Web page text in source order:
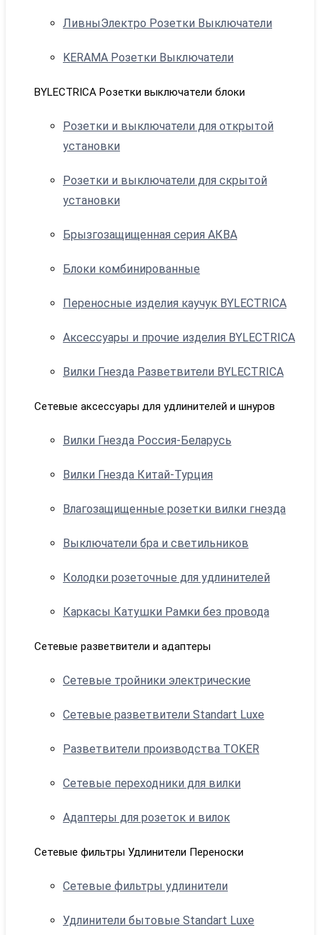
ЛивныЭлектро Розетки Выключатели
KERAMA Розетки Выключатели
BYLECTRICA Розетки выключатели блоки
Розетки и выключатели для открытой
установки
Розетки и выключатели для скрытой
установки
Брызгозащищенная серия АКВА
Блоки комбинированные
Переносные изделия каучук BYLECTRICA
Аксессуары и прочие изделия BYLECTRICA
Вилки Гнезда Разветвители BYLECTRICA
Сетевые аксессуары для удлинителей и шнуров
Вилки Гнезда Россия-Беларусь
Вилки Гнезда Китай-Турция
Влагозащищенные розетки вилки гнезда
Выключатели бра и светильников
Колодки розеточные для удлинителей
Каркасы Катушки Рамки без провода
Сетевые разветвители и адаптеры
Сетевые тройники электрические
Сетевые разветвители Standart Luxe
Разветвители производства TOKER
Сетевые переходники для вилки
Адаптеры для розеток и вилок
Сетевые фильтры Удлинители Переноски
Сетевые фильтры удлинители
Удлинители бытовые Standart Luxe